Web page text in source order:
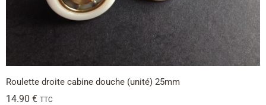
Roulette droite cabine douche (unité) 25mm
14.90 € TTC